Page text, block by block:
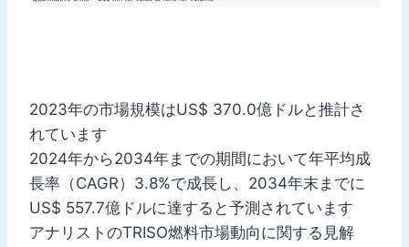
2023年の市場規模はUS$ 370.0億ドルと推計さ
れています
2024年から2034年までの期間において年平均成
長率（CAGR）3.8%で成長し、2034年末までに
US$ 557.7億ドルに達すると予測されています
アナリストのTRISO燃料市場動向に関する見解